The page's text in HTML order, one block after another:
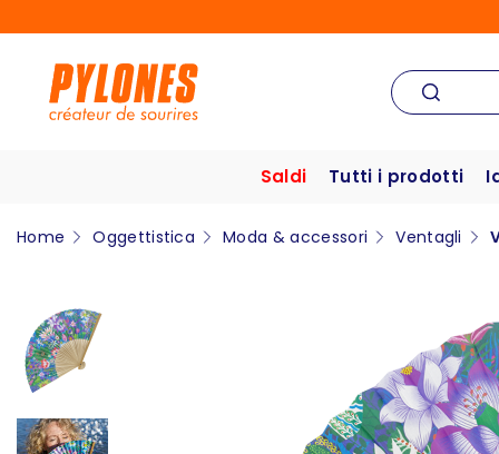
Saldi Tutti i prodotti
Home Oggettistica Moda & accessori Ventagli